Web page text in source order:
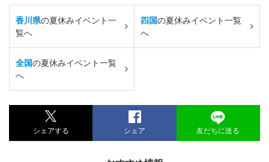
香川県の夏休みイベント一
覧へ
四国の夏休みイベント一覧
へ
全国の夏休みイベント一覧
へ
シェアする シェア 友だちに送る